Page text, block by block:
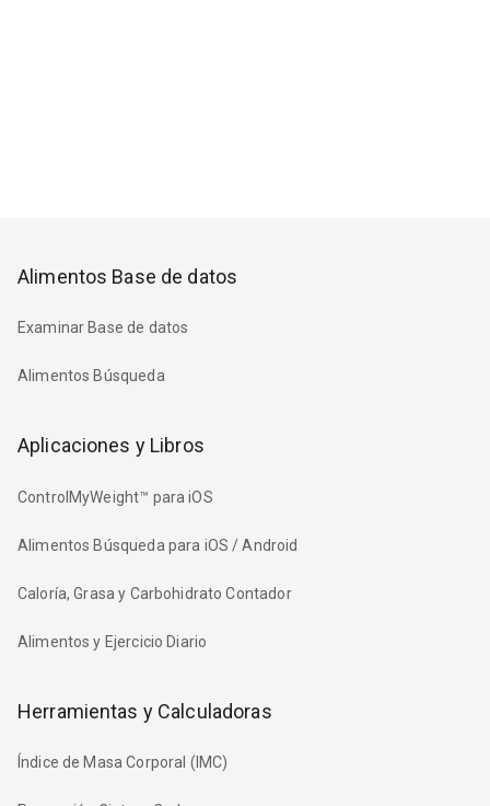
Alimentos Base de datos
Examinar Base de datos
Alimentos Búsqueda
Aplicaciones y Libros
ControlMyWeight™ para iOS
Alimentos Búsqueda para iOS / Android
Caloría, Grasa y Carbohidrato Contador
Alimentos y Ejercicio Diario
Herramientas y Calculadoras
Índice de Masa Corporal (IMC)